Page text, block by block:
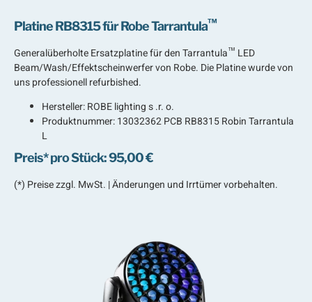
Platine RB8315 für Robe Tarrantula™
Generalüberholte Ersatzplatine für den Tarrantula™ LED
Beam/Wash/Effektscheinwerfer von Robe. Die Platine wurde von
uns professionell refurbished.
Hersteller:ROBE lighting s .r. o.
Produktnummer: 13032362 PCB RB8315 Robin Tarrantula
L
Preis* pro Stück: 95,00 €
(*) Preise zzgl. MwSt. | Änderungen und Irrtümer vorbehalten.